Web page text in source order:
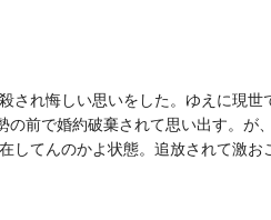
され悔しい思いをした。ゆえに現世
前で婚約破棄されて思い出す。が
してんのかよ状態。追放されて激お